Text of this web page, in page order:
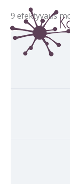
prie
turinio
9 efektyvaus